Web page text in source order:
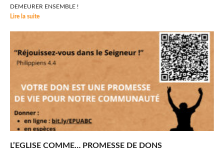
DEMEURER ENSEMBLE !
Lire la suite
L’EGLISE COMME… PROMESSE DE DONS